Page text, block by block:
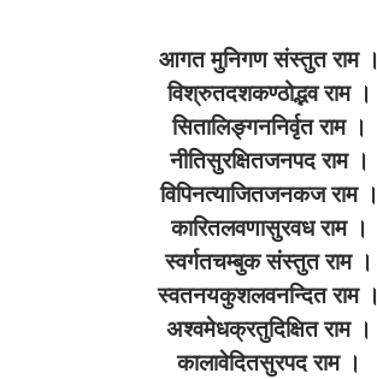
आगत मुनिगण संस्तुत राम ।
विश्रुतदशकण्ठोद्भव राम ।
सितालिङ्गननिर्वृत राम ।
नीतिसुरक्षितजनपद राम ।
विपिनत्याजितजनकज राम ।
कारितलवणासुरवध राम ।
स्वर्गतचम्बुक संस्तुत राम ।
स्वतनयकुशलवनन्दित राम ।
अश्वमेधक्रतुदिक्षित राम ।
कालावेदितसुरपद राम ।